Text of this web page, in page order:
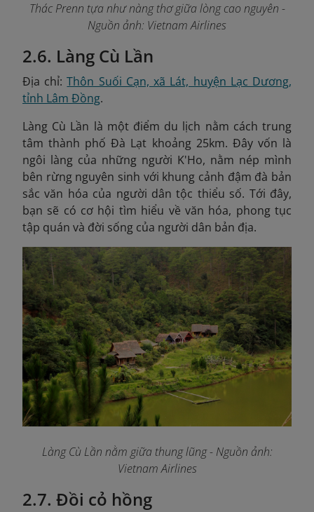
Thác Prenn tựa như nàng thơ giữa lòng cao nguyên -
Nguồn ảnh: Vietnam Airlines
2.6. Làng Cù Lần
Địa chỉ:Thôn Suối Cạn, xã Lát, huyện Lạc Dương,
tỉnh Lâm Đồng.
Làng Cù Lần là một điểm du lịch nằm cách trung
tâm thành phố Đà Lạt khoảng 25km. Đây vốn là
ngôi làng của những người K'Ho, nằm nép mình
bên rừng nguyên sinh với khung cảnh đậm đà bản
sắc văn hóa của người dân tộc thiểu số. Tới đây,
bạn sẽ có cơ hội tìm hiểu về văn hóa, phong tục
tập quán và đời sống của người dân bản địa.
Làng Cù Lần nằm giữa thung lũng- Nguồn ảnh:
Vietnam Airlines
2.7. Đồi cỏ hồng